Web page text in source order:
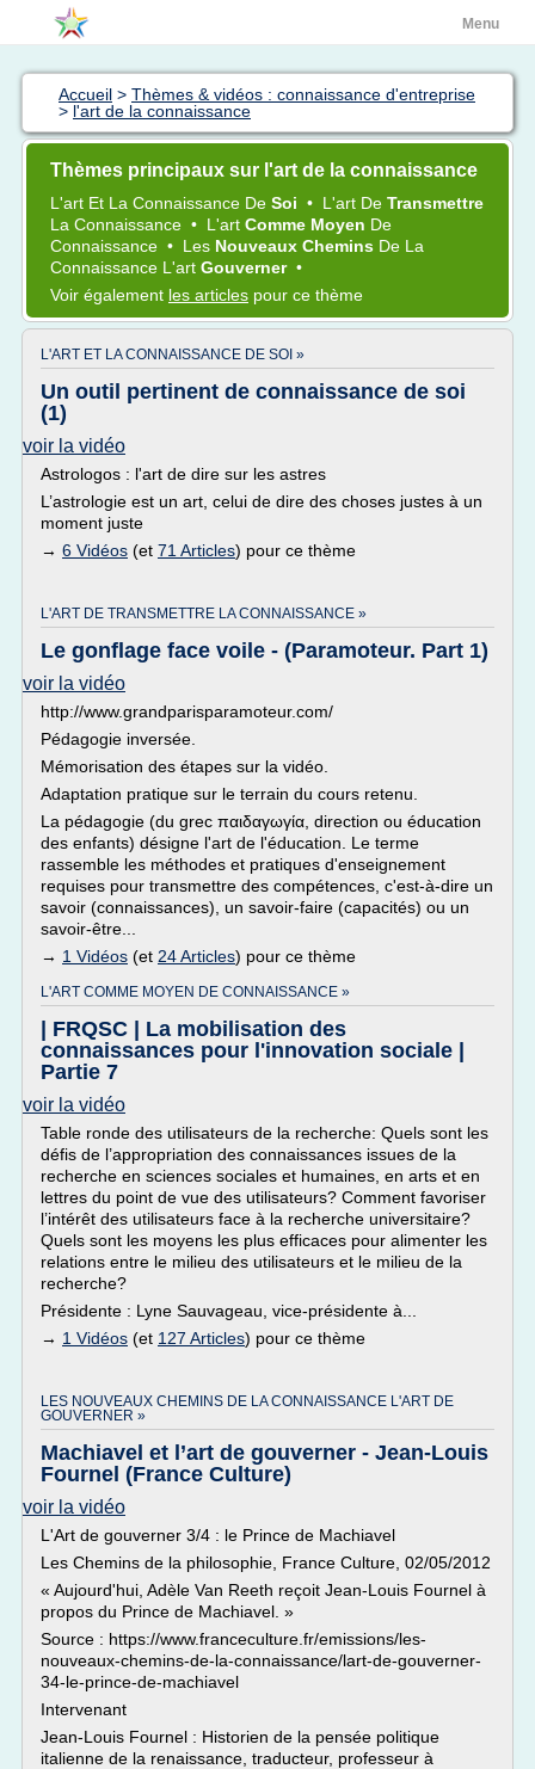
Menu
Accueil > Thèmes & vidéos : connaissance d'entreprise
> l'art de la connaissance
Thèmes principaux sur l'art de la connaissance
L'art Et La Connaissance De Soi • L'art De Transmettre
La Connaissance • L'art Comme Moyen De
Connaissance • Les Nouveaux Chemins De La
Connaissance L'art Gouverner •
Voir également les articles pour ce thème
L'ART ET LA CONNAISSANCE DE SOI »
Un outil pertinent de connaissance de soi
(1)
voir la vidéo
Astrologos : l'art de dire sur les astres
L’astrologie est un art, celui de dire des choses justes à un
moment juste
→ 6 Vidéos (et 71 Articles) pour ce thème
L'ART DE TRANSMETTRE LA CONNAISSANCE »
Le gonflage face voile - (Paramoteur. Part 1)
voir la vidéo
http://www.grandparisparamoteur.com/
Pédagogie inversée.
Mémorisation des étapes sur la vidéo.
Adaptation pratique sur le terrain du cours retenu.
La pédagogie (du grec παιδαγωγία, direction ou éducation
des enfants) désigne l'art de l'éducation. Le terme
rassemble les méthodes et pratiques d'enseignement
requises pour transmettre des compétences, c'est-à-dire un
savoir (connaissances), un savoir-faire (capacités) ou un
savoir-être...
→ 1 Vidéos (et 24 Articles) pour ce thème
L'ART COMME MOYEN DE CONNAISSANCE »
| FRQSC | La mobilisation des
connaissances pour l'innovation sociale |
Partie 7
voir la vidéo
Table ronde des utilisateurs de la recherche: Quels sont les
défis de l’appropriation des connaissances issues de la
recherche en sciences sociales et humaines, en arts et en
lettres du point de vue des utilisateurs? Comment favoriser
l’intérêt des utilisateurs face à la recherche universitaire?
Quels sont les moyens les plus efficaces pour alimenter les
relations entre le milieu des utilisateurs et le milieu de la
recherche?
Présidente : Lyne Sauvageau, vice-présidente à...
→ 1 Vidéos (et 127 Articles) pour ce thème
LES NOUVEAUX CHEMINS DE LA CONNAISSANCE L'ART DE
GOUVERNER »
Machiavel et l’art de gouverner - Jean-Louis
Fournel (France Culture)
voir la vidéo
L'Art de gouverner 3/4 : le Prince de Machiavel
Les Chemins de la philosophie, France Culture, 02/05/2012
« Aujourd'hui, Adèle Van Reeth reçoit Jean-Louis Fournel à
propos du Prince de Machiavel. »
Source : https://www.franceculture.fr/emissions/les-
nouveaux-chemins-de-la-connaissance/lart-de-gouverner-
34-le-prince-de-machiavel
Intervenant
Jean-Louis Fournel : Historien de la pensée politique
italienne de la renaissance, traducteur, professeur à